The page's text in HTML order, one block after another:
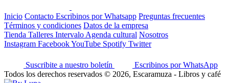
Inicio Contacto Escribinos por Whatsapp Preguntas frecuentes
Términos y condiciones Datos de la empresa
Tienda Talleres Intervalo Agenda cultural Nosotros
Instagram FacebookYouTube Spotify Twitter
Suscribite a nuestro boletín
Escribinos por WhatsApp
Todos los derechos reservados © 2026, Escaramuza - Libros y café